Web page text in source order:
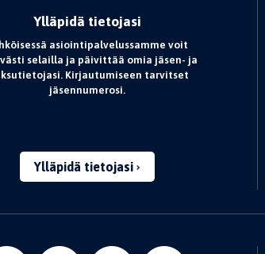
Ylläpidä tietojasi
asiointipalvelussamme voit
selailla ja päivittää omia jäsen- ja
Kirjautumiseen tarvitset
jäsennumerosi.
Ylläpidä tietojasi